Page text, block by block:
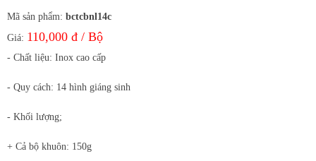
Mã sản phẩm: bctcbnl14c
Giá: 110,000 đ / Bộ
- Chất liệu: Inox cao cấp
- Quy cách: 14 hình giáng sinh
- Khối lượng;
+ Cả bộ khuôn: 150g